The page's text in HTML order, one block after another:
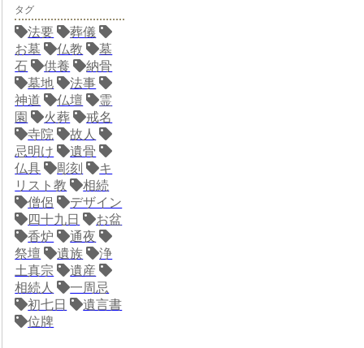
タグ
法要
葬儀
お墓
仏教
墓
石
供養
納骨
墓地
法事
神道
仏壇
霊
園
火葬
戒名
寺院
故人
忌明け
遺骨
仏具
彫刻
キ
リスト教
相続
僧侶
デザイン
四十九日
お盆
香炉
通夜
祭壇
遺族
浄
土真宗
遺産
相続人
一周忌
初七日
遺言書
位牌